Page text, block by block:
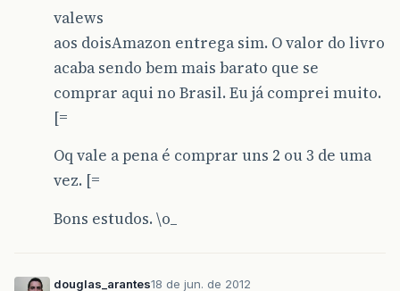
valews
aos doisAmazon entrega sim. O valor do livro
acaba sendo bem mais barato que se
comprar aqui no Brasil. Eu já comprei muito.
[=
Oq vale a pena é comprar uns 2 ou 3 de uma
vez. [=
Bons estudos. \o_
douglas_arantes18 de jun. de 2012